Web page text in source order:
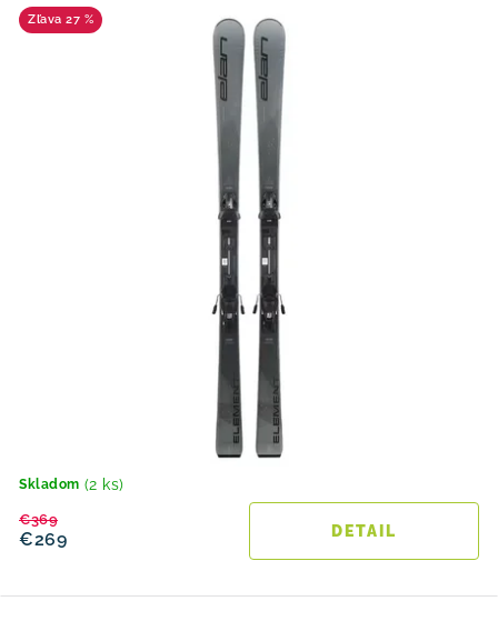
27 %
Skladom (2 ks)
€269
€369
DETAIL